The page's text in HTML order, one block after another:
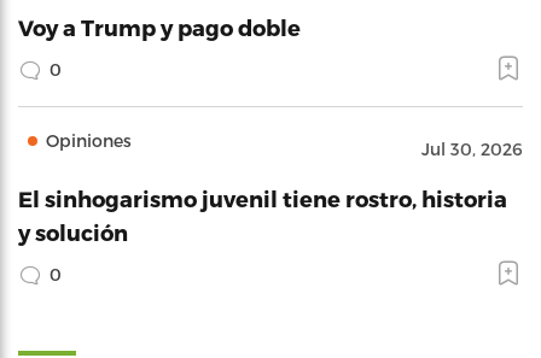
Voy a Trump y pago doble
0
Opiniones Jul 30, 2026
El sinhogarismo juvenil tiene rostro, historia
y solución
0